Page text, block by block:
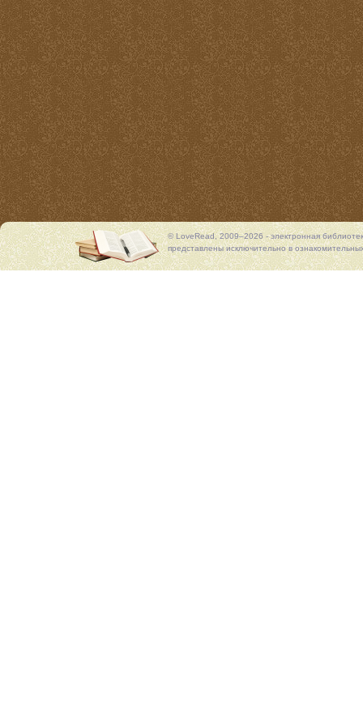
© LoveRead, 2009–2026 - электронная
представлены исключительно в